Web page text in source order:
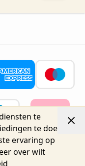
te
te doen
ervaring op
over wilt